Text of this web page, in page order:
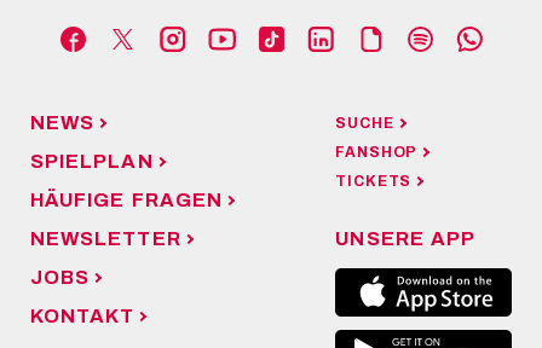
NEWS
SPIELPLAN
HÄUFIGE FRAGEN
NEWSLETTER
JOBS
KONTAKT
SUCHE
FANSHOP
TICKETS
UNSERE APP